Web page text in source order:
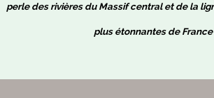
perle des rivières du Massif central et de la
plus étonnantes de